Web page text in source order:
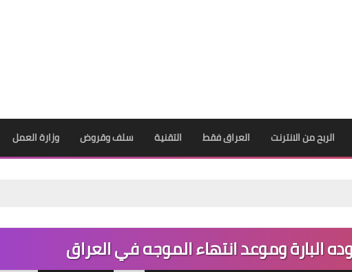
الربح من الانترنت العراق فقط التقنية سلف وقروض وزارة العمل
البارة وموعد انتهاء الموجه في العراق